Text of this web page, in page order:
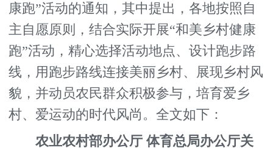
康跑”活动的通知，其中提出，各地按照自
主自愿原则，结合实际开展“和美乡村健康
跑”活动，精心选择活动地点、设计跑步路
线，用跑步路线连接美丽乡村、展现乡村风
貌，并动员农民群众积极参与，培育爱乡
村、爱运动的时代风尚。全文如下：
农业农村部办公厅 体育总局办公厅关